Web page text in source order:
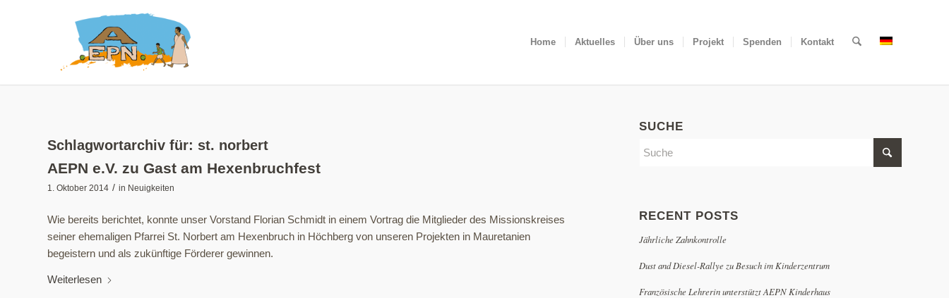
Home Aktuelles Über uns Projekt Spenden Kontakt
Schlagwortarchiv für: st. norbert
AEPN e.V. zu Gast am Hexenbruchfest
1. Oktober 2014 / in Neuigkeiten
Wie bereits berichtet, konnte unser Vorstand Florian Schmidt in einem Vortrag die Mitglieder des Missionskreises
seiner ehemaligen Pfarrei St. Norbert am Hexenbruch in Höchberg von unseren Projekten in Mauretanien
begeistern und als zukünftige Förderer gewinnen.
Weiterlesen
SUCHE
RECENT POSTS
Jährliche Zahnkontrolle
Dust and Diesel-Rallye zu Besuch im Kinderzentrum
Französische Lehrerin unterstützt AEPN Kinderhaus